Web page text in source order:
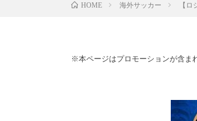
HOME 海外サッカー 【
※本ページはプロモーションが含ま